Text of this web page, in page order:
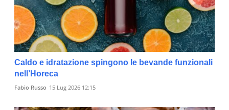
Caldo e idratazione spingono le bevande funzionali
nell’Horeca
Fabio Russo 15 Lug 2026 12:15